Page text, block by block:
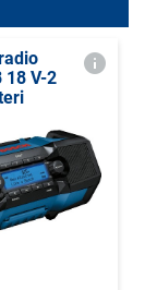
18 V-2